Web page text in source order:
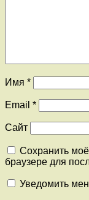
Имя *
Email *
Сайт
Сохранить
браузере для
Уведомить